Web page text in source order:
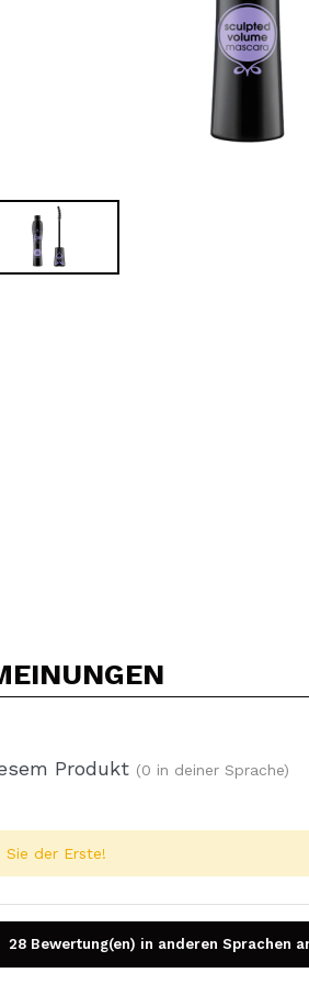
bisherigen Vorgänge
Produkt (0 in deiner Sprache)
Sie der Erste!
28 Bewertung(en) in anderen Sprachen